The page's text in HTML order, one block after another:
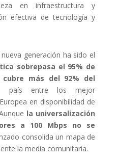
en infraestructura y
efectiva de tecnología y
generación ha sido el
sobrepasa el 95% de
más del 92% del
país entre los mejor
en disponibilidad de
la universalización
a 100 Mbps no se
consolida un mapa de
la media comunitaria.